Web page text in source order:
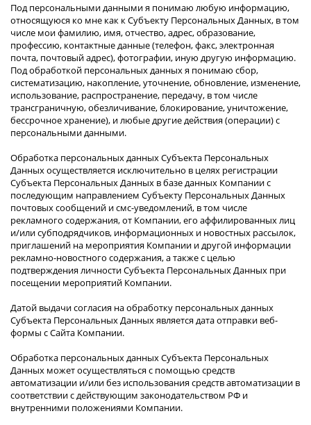
Под персональными данными я понимаю любую информацию,
относящуюся ко мне как к Субъекту Персональных Данных, в том
числе мои фамилию, имя, отчество, адрес, образование,
профессию, контактные данные (телефон, факс, электронная
почта, почтовый адрес), фотографии, иную другую информацию.
Под обработкой персональных данных я понимаю сбор,
систематизацию, накопление, уточнение, обновление, изменение,
использование, распространение, передачу, в том числе
трансграничную, обезличивание, блокирование, уничтожение,
бессрочное хранение), и любые другие действия (операции) с
персональными данными.
Обработка персональных данных Субъекта Персональных
Данных осуществляется исключительно в целях регистрации
Субъекта Персональных Данных в базе данных Компании с
последующим направлением Субъекту Персональных Данных
почтовых сообщений и смс-уведомлений, в том числе
рекламного содержания, от Компании, его аффилированных лиц
и/или субподрядчиков, информационных и новостных рассылок,
приглашений на мероприятия Компании и другой информации
рекламно-новостного содержания, а также с целью
подтверждения личности Субъекта Персональных Данных при
посещении мероприятий Компании.
Датой выдачи согласия на обработку персональных данных
Субъекта Персональных Данных является дата отправки веб-
формы с Сайта Компании.
Обработка персональных данных Субъекта Персональных
Данных может осуществляться с помощью средств
автоматизации и/или без использования средств автоматизации в
соответствии с действующим законодательством РФ и
внутренними положениями Компании.